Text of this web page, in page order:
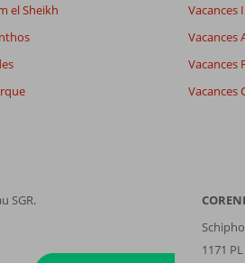
par participants
Tous
el Sheikh
Vacances
Vacances
Vacances
Vacances
SGR.
1171